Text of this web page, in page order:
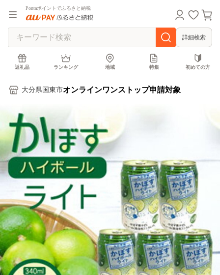
Pontaポイントでふるさと納税
詳細検索
返礼品 ランキング 地域 特集 初めての方
大分県国東市オンラインワンストップ申請対象